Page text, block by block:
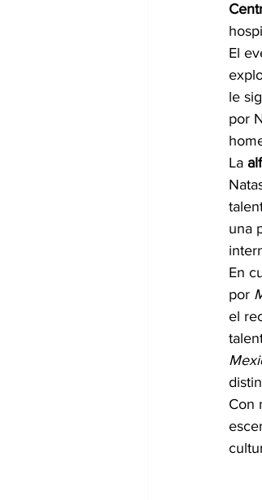
El
le
por
La
una
En
por
el
Con